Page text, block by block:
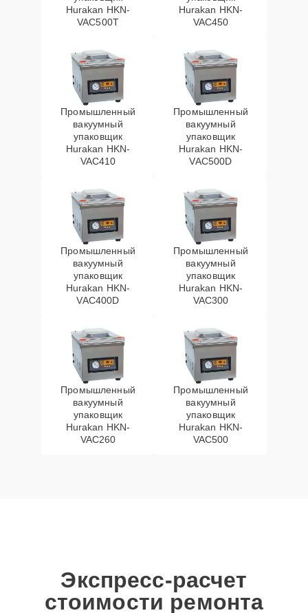
Hurakan HKN-
VAC500T
Hurakan HKN-
VAC450
Промышленный
вакуумный
упаковщик
Hurakan HKN-
VAC410
Промышленный
вакуумный
упаковщик
Hurakan HKN-
VAC500D
Промышленный
вакуумный
упаковщик
Hurakan HKN-
VAC400D
Промышленный
вакуумный
упаковщик
Hurakan HKN-
VAC300
Промышленный
вакуумный
упаковщик
Hurakan HKN-
VAC260
Промышленный
вакуумный
упаковщик
Hurakan HKN-
VAC500
Экспресс-расчет
стоимости ремонта